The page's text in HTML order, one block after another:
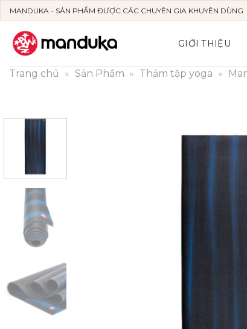
Skip
to
content
MANDUKA - SẢN PHẨM ĐƯỢC CÁC CHUYÊN GIA KHUYÊN DÙNG
GIỚI THIỆU
Trang chủ » Sản Phẩm » Thảm tập yoga »